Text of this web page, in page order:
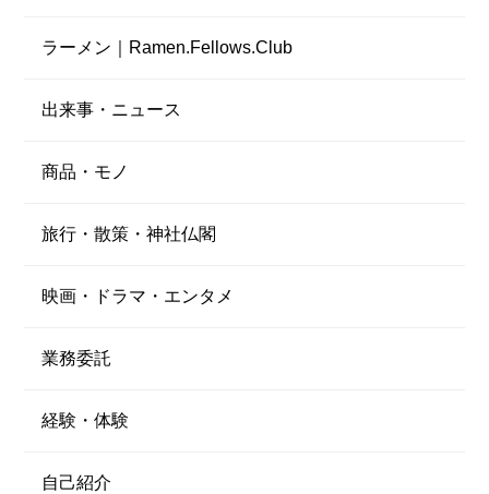
ラーメン｜Ramen.Fellows.Club
出来事・ニュース
商品・モノ
旅行・散策・神社仏閣
映画・ドラマ・エンタメ
業務委託
経験・体験
自己紹介